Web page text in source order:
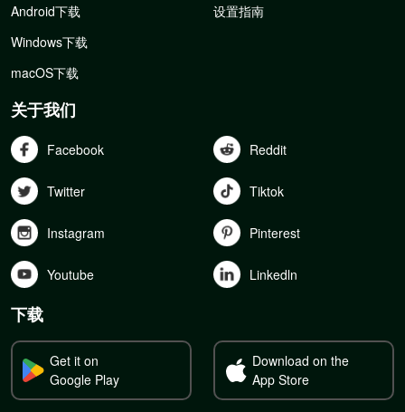
Android下载
Windows下载
macOS下载
设置指南
关于我们
Facebook Reddit
Twitter Tiktok
Instagram Pinterest
Youtube Linkedln
下载
Get it on
Google Play
Download on the
App Store